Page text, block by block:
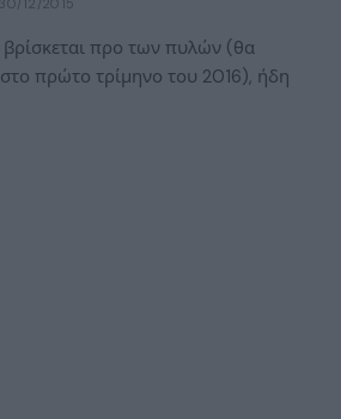
προ των πυλών (θα
πρώτο τρίμηνο του 2016), ήδη